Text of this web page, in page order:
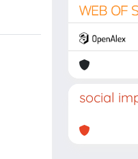
social